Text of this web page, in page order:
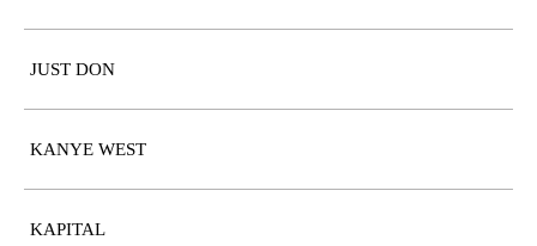
JUST DON
KANYE WEST
KAPITAL